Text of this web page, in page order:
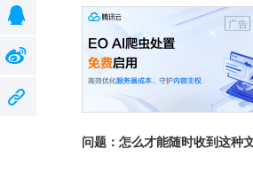
广告
问题：怎么才能随时收到这种